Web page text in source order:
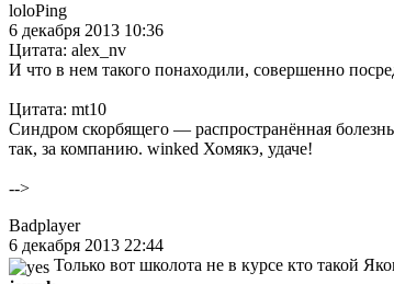
loloPing
6 декабря 2013 10:36
Цитата: alex_nv
И что в нем такого понаходили, совершенно
Цитата: mt10
Синдром скорбящего — распространённая
так, за компанию. winked Хомякэ, удаче!
-->
Badplayer
6 декабря 2013 22:44
Только вот школота не в курсе кто такой